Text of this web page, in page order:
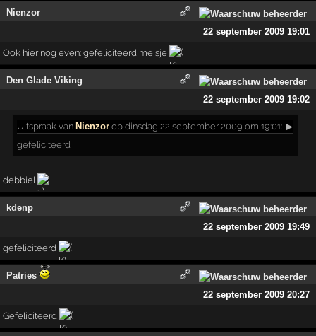
Nienzor
22 september 2009 19:01
Ook hier nog even: gefeliciteerd meisje
Den Glade Viking
22 september 2009 19:02
Uitspraak vanNienzor op dinsdag 22 september 2009 om 19:01: ▶
gefeliciteerd
debbiel
kdenp
22 september 2009 19:49
gefeliciteerd
Patries
22 september 2009 20:27
Gefeliciteerd